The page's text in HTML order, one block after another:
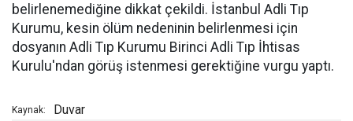
belirlenemediğine dikkat çekildi. İstanbul Adli Tıp
Kurumu, kesin ölüm nedeninin belirlenmesi için
dosyanın Adli Tıp Kurumu Birinci Adli Tıp İhtisas
Kurulu'ndan görüş istenmesi gerektiğine vurgu yaptı.
Kaynak: Duvar